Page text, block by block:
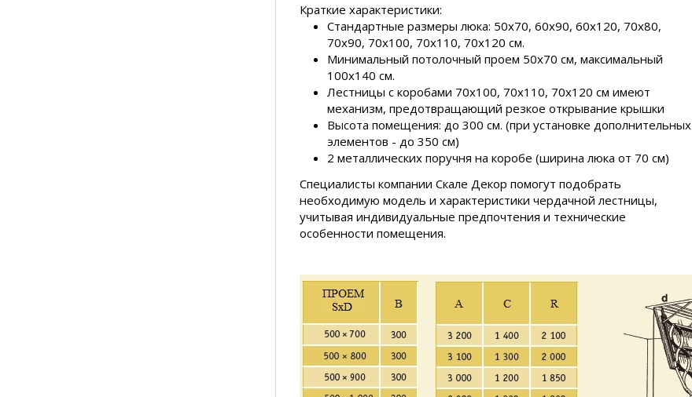
Краткие характеристики:
Стандартные размеры люка: 50х70, 60х90, 60х120, 70х80,
70х90, 70x100, 70х110, 70х120 см.
Минимальный потолочный проем 50х70 см, максимальный
100х140 см.
Лестницы с коробами 70х100, 70х110, 70х120 см имеют
механизм, предотвращающий резкое открывание крышки
Высота помещения: до 300 см. (при установке дополнительных
элементов - до 350 см)
2 металлических поручня на коробе (ширина люка от 70 см)
Специалисты компании Скале Декор помогут подобрать
необходимую модель и характеристики чердачной лестницы,
учитывая индивидуальные предпочтения и технические
особенности помещения.